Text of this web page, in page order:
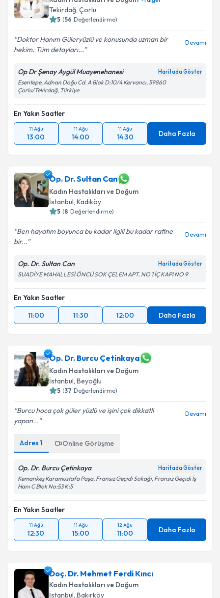
Tekirdağ, Çorlu
5 (56 Değerlendirme)
Doktor Hanım Güleryüzlü ve konusunda uzman bir
hekim. Tüm detayları...
Devamı
Op Dr Şenay Aygül Muayenehanesi Haritada Göster
Esentepe, Adnan Doğu Cd. A Blok D:10/4 Kervancı, 59860
Çorlu/Tekirdağ, Türkiye
En Yakın Saatler
11 Ağu
13:00
11 Ağu
14:00
11 Ağu
14:30 Daha Fazla
Op. Dr. Sultan Can
Kadın Hastalıkları ve Doğum
İstanbul, Kadıköy
5 (8 Değerlendirme)
Ben hayatım boyunca bu kadar ilgili bu kadar rafine
bir...
Devamı
Op. Dr. Sultan Can Haritada Göster
SUADİYE MAHALLESİ ÖNCÜ SOK ÇELEM APT. NO 1 İÇ KAPI NO 9
En Yakın Saatler
11:00
11:30 12:00 Daha Fazla
Op. Dr. Burcu Çetinkaya
Kadın Hastalıkları ve Doğum
İstanbul, Beyoğlu
5 (37 Değerlendirme)
Burcu hoca çok güler yüzlü ve işini çok dikkatli
yapan...
Devamı
Adres 1 Online Görüşme
Op. Dr. Burcu Çetinkaya Haritada Göster
Kemankeş Karamustafa Paşa, Fransız Geçidi Sokağı, Fransız Geçidi İş
Hanı C Blok No:53 K:5
En Yakın Saatler
11 Ağu
12:30
11 Ağu
15:00
12 Ağu
11:00 Daha Fazla
Doç. Dr. Mehmet Ferdi Kıncı
Kadın Hastalıkları ve Doğum
İstanbul, Bakırköy